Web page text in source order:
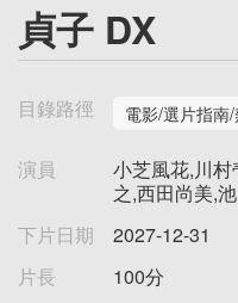
貞子 DX
目錄路徑 電影/選片指南
演員
小芝風花,川
之,西田尚美,
下片日期
2027-12-31
片長
100分